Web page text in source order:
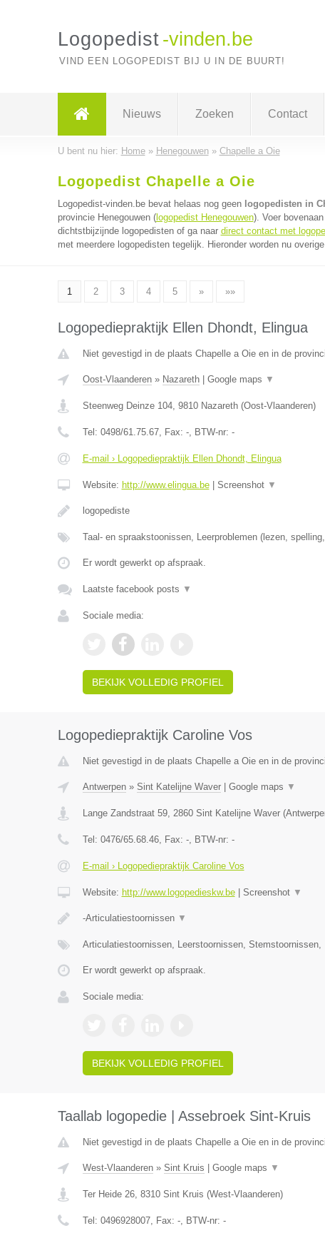
Logopedist -vinden.be
VIND EEN LOGOPEDIST BIJ U IN DE BUURT!
Nieuws Zoeken Contact
U bent nu hier: Home» Henegouwen» Chapelle a Oie
Logopedist Chapelle a Oie
Logopedist-vinden.be bevat helaas nog geen logopedisten in
provincie Henegouwen (logopedist Henegouwen). Voer
dichtstbijzijnde logopedisten of ga naar direct contact met
met meerdere logopedisten tegelijk. Hieronder worden nu
1 2 3 4 5 » »»
Logopediepraktijk Ellen Dhondt, Elingua
Niet gevestigd in de plaats Chapelle a Oie en in de
Oost-Vlaanderen» Nazareth| Google maps ▼
Steenweg Deinze 104, 9810 Nazareth(Oost-Vlaanderen)
Tel: 0498/61.75.67, Fax: -, BTW-nr: -
E-mail › Logopediepraktijk Ellen Dhondt, Elingua
Website: http://www.elingua.be| Screenshot ▼
logopediste
Taal- en spraakstoonissen, Leerproblemen (lezen,
Er wordt gewerkt op afspraak.
Laatste facebook posts ▼
Sociale media:
BEKIJK VOLLEDIG PROFIEL
Logopediepraktijk Caroline Vos
Niet gevestigd in de plaats Chapelle a Oie en in de
Antwerpen» Sint Katelijne Waver| Google maps ▼
Lange Zandstraat 59, 2860 Sint Katelijne Waver(
Tel: 0476/65.68.46, Fax: -, BTW-nr: -
E-mail › Logopediepraktijk Caroline Vos
Website: http://www.logopedieskw.be| Screenshot ▼
-Articulatiestoornissen ▼
Articulatiestoornissen, Leerstoornissen, Stemstoornissen,
Er wordt gewerkt op afspraak.
Sociale media:
BEKIJK VOLLEDIG PROFIEL
Taallab logopedie | Assebroek Sint-Kruis
Niet gevestigd in de plaats Chapelle a Oie en in de
West-Vlaanderen» Sint Kruis Google maps ▼
Ter Heide 26, 8310 Sint Kruis (West-Vlaanderen)
Tel: 0496928007, Fax: -, BTW-nr: -